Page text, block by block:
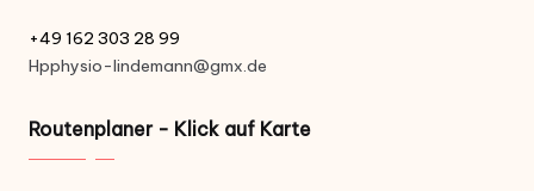
+49 162 303 28 99
Hpphysio-lindemann@gmx.de
Routenplaner - Klick auf Karte